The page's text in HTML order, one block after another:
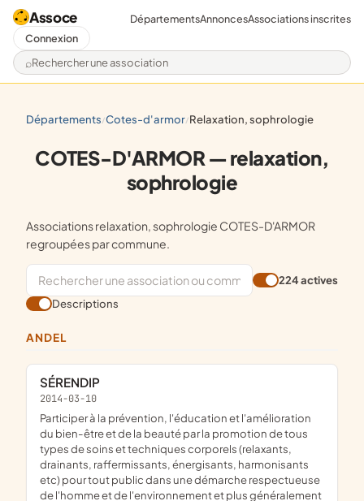
Assoce
Rechercher une association
DépartementsAnnoncesAssociations inscrites
Connexion
départements/ cotes-d'armor/ relaxation, sophrologie
COTES-D'ARMOR — relaxation,
sophrologie
Associations relaxation, sophrologie COTES-D'ARMOR
regroupées par commune.
224 actives
Descriptions
ANDEL
SÉRENDIP
2014-03-10
participer à la prévention, l'éducation et l'amélioration
du bien-être et de la beauté par la promotion de tous
types de soins et techniques corporels (relaxants,
drainants, raffermissants, énergisants, harmonisants
etc) pour tout public dans une démarche respectueuse
de l'homme et de l'environnement et plus généralement